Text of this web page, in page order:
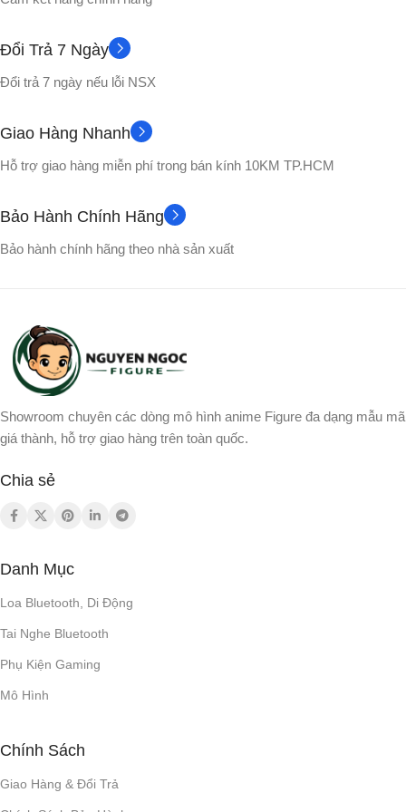
Nhựa PVC cao cấp
VỎ HỘP Hộp màu
Songoku
Đổi Trả 7 Ngày
Đổi trả 7 ngày nếu lỗi NSX
Giao Hàng Nhanh
Hỗ trợ giao hàng miễn phí trong bán kính 10KM TP.HCM
Bảo Hành Chính Hãng
Bảo hành chính hãng theo nhà sản xuất
Showroom chuyên các dòng mô hình anime Figure đa dạng mẫu mã
giá thành, hỗ trợ giao hàng trên toàn quốc.
Chia sẻ
Danh Mục
Loa Bluetooth, Di Động
Tai Nghe Bluetooth
Phụ Kiện Gaming
Mô Hình
Chính Sách
Giao Hàng & Đổi Trả